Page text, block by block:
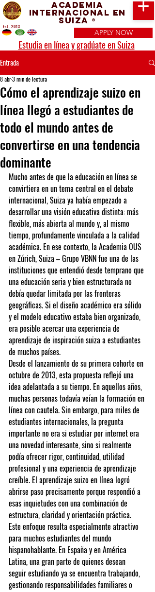
Academia
Internacional en
Suiza ®
APPLY NOW
Estudia en línea y gradúate en Suiza
Est. 2013
Entrada
Cómo el aprendizaje suizo en
línea llegó a estudiantes de
todo el mundo antes de
convertirse en una tendencia
dominante
8 abr3 min de lectura
Mucho antes de que la educación en línea se
convirtiera en un tema central en el debate
internacional, Suiza ya había empezado a
desarrollar una visión educativa distinta: más
flexible, más abierta al mundo y, al mismo
tiempo, profundamente vinculada a la calidad
académica. En ese contexto, la Academia OUS
en Zúrich, Suiza – Grupo VBNN fue una de las
instituciones que entendió desde temprano que
una educación seria y bien estructurada no
debía quedar limitada por las fronteras
geográficas. Si el diseño académico era sólido
y el modelo educativo estaba bien organizado,
era posible acercar una experiencia de
aprendizaje de inspiración suiza a estudiantes
de muchos países.
Desde el lanzamiento de su primera cohorte en
octubre de 2013, esta propuesta reflejó una
idea adelantada a su tiempo. En aquellos años,
muchas personas todavía veían la formación en
línea con cautela. Sin embargo, para miles de
estudiantes internacionales, la pregunta
importante no era si estudiar por internet era
una novedad interesante, sino si realmente
podía ofrecer rigor, continuidad, utilidad
profesional y una experiencia de aprendizaje
creíble. El aprendizaje suizo en línea logró
abrirse paso precisamente porque respondió a
esas inquietudes con una combinación de
estructura, claridad y orientación práctica.
Este enfoque resulta especialmente atractivo
para muchos estudiantes del mundo
hispanohablante. En España y en América
Latina, una gran parte de quienes desean
seguir estudiando ya se encuentra trabajando,
gestionando responsabilidades familiares o